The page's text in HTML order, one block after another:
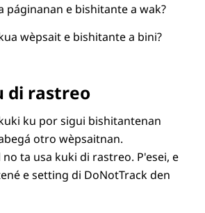
páginanan e bishitante a wak?
wèpsait e bishitante a bini?
di rastreo
ku por sigui bishitantenan
otro wèpsaitnan.
ta usa kuki di rastreo. P'esei, e
e setting di DoNotTrack den